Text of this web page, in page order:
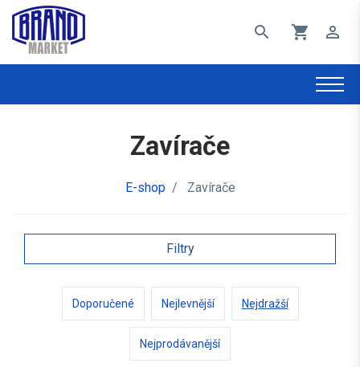
search shopping_cart perm_identity
Zavírače
E-shop / Zavírače
Filtry
Doporučené Nejlevnější Nejdražší
Nejprodávanější